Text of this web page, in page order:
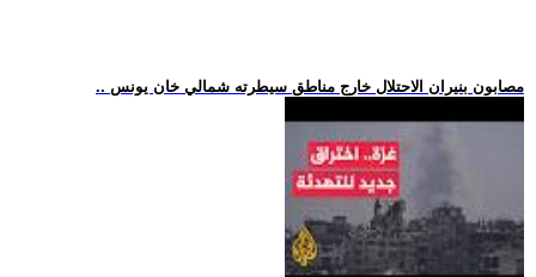
.. مصابون بنيران الاحتلال خارج مناطق سيطرته شمالي خان يونس